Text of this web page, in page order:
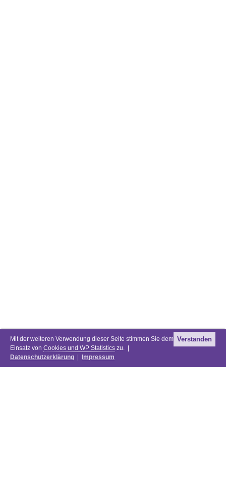
Mit der weiteren Verwendung dieser Seite stimmen Sie dem
Einsatz von Cookies und WP Statistics zu. |
Datenschutzerklärung
Impressum
Verstanden